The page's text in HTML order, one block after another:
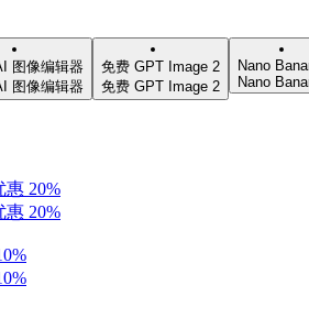
图像编辑器
图像编辑器
免费 GPT Image 2
免费 GPT Image 2
Nano
Nano
惠 20%
惠 20%